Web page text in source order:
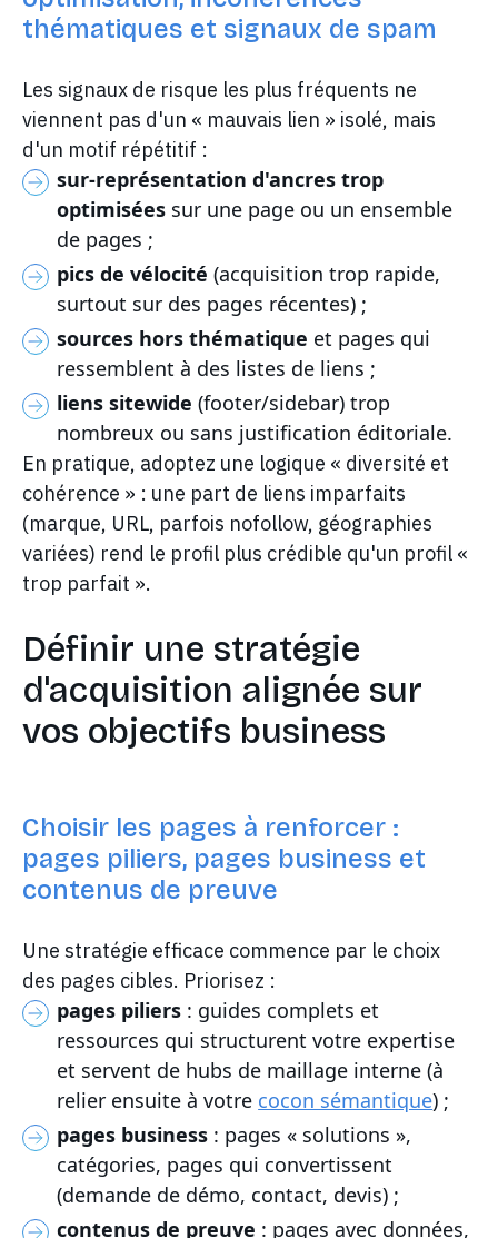
thématiques et signaux de spam
Les signaux de risque les plus fréquents ne
viennent pas d'un « mauvais lien » isolé, mais
d'un motif répétitif :
sur-représentation d'ancres trop
optimisées sur une page ou un ensemble
de pages ;
pics de vélocité (acquisition trop rapide,
surtout sur des pages récentes) ;
sources hors thématique et pages qui
ressemblent à des listes de liens ;
liens sitewide (footer/sidebar) trop
nombreux ou sans justification éditoriale.
En pratique, adoptez une logique « diversité et
cohérence » : une part de liens imparfaits
(marque, URL, parfois nofollow, géographies
variées) rend le profil plus crédible qu'un profil «
trop parfait ».
Définir une stratégie
d'acquisition alignée sur
vos objectifs business
Choisir les pages à renforcer :
pages piliers, pages business et
contenus de preuve
Une stratégie efficace commence par le choix
des pages cibles. Priorisez :
pages piliers : guides complets et
ressources qui structurent votre expertise
et servent de hubs de maillage interne (à
relier ensuite à votre cocon sémantique) ;
pages business : pages « solutions »,
catégories, pages qui convertissent
(demande de démo, contact, devis) ;
contenus de preuve : pages avec données,